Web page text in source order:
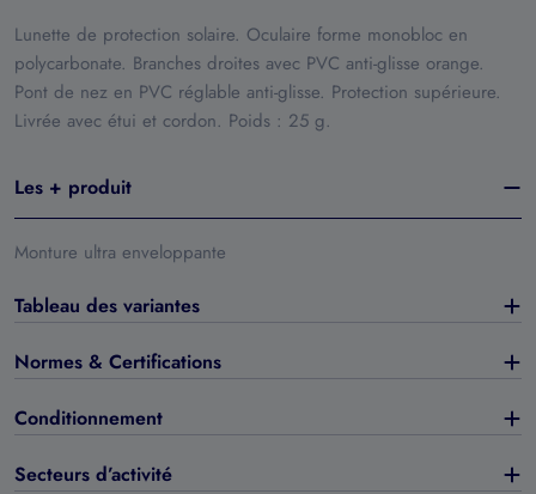
Lunette de protection solaire. Oculaire forme monobloc en
polycarbonate. Branches droites avec PVC anti-glisse orange.
Pont de nez en PVC réglable anti-glisse. Protection supérieure.
Livrée avec étui et cordon. Poids : 25 g.
Les + produit
Monture ultra enveloppante
Tableau des variantes
Normes & Certifications
Conditionnement
Secteurs d’activité